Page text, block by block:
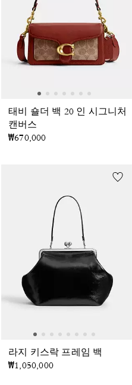
태비 숄더 백 20 인 시그니처
캔버스
₩670,000
라지 키스락 프레임 백
₩1,050,000